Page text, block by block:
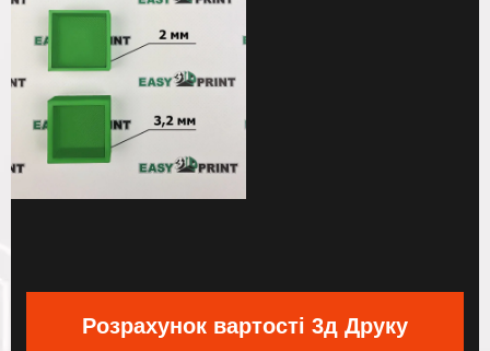
Розрахунок вартості 3д Друку